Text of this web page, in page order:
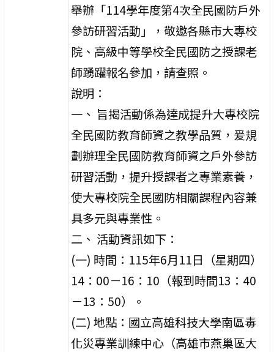
舉辦「114學年度第4次全民國防戶外
參訪研習活動」，敬邀各縣市大專校
院、高級中等學校全民國防之授課老
師踴躍報名參加，請查照。
說明：
一、 旨揭活動係為達成提升大專校院
全民國防教育師資之教學品質，爰規
劃辦理全民國防教育師資之戶外參訪
研習活動，提升授課者之專業素養，
使大專校院全民國防相關課程內容兼
具多元與專業性。
二、 活動資訊如下：
(一) 時間：115年6月11日（星期四）
14：00－16：10（報到時間13：40
－13：50）。
(二) 地點：國立高雄科技大學南區毒
化災專業訓練中心（高雄市燕巢區大